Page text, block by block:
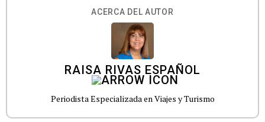
ACERCA DEL AUTOR
RAISA RIVAS ESPAÑOL
Periodista Especializada en Viajes y Turismo